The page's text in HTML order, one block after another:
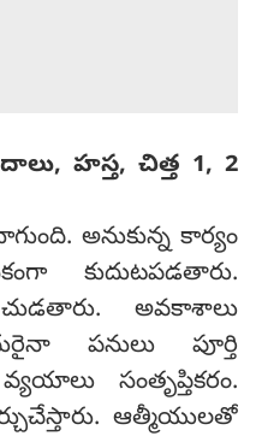
హస్త, చిత్త 1, 2
అనుకున్న కార్యం
కుదుటపడతారు.
అవకాశాలు
పనులు పూర్తి
సంతృప్తికరం.
ఆత్మీయులతో